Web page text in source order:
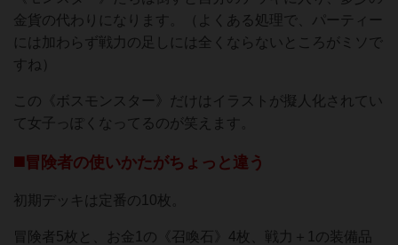
金貨の代わりになります。（よくある処理で、パーティー
には加わらず戦力の足しには全くならないところがミソで
すね）
この《ボスモンスター》だけはイラストが擬人化されてい
て女子っぽくなってるのが笑えます。
◼️冒険者の使いかたがちょっと違う
初期デッキは定番の10枚。
冒険者5枚と、お金1の《召喚石》4枚、戦力＋1の装備品